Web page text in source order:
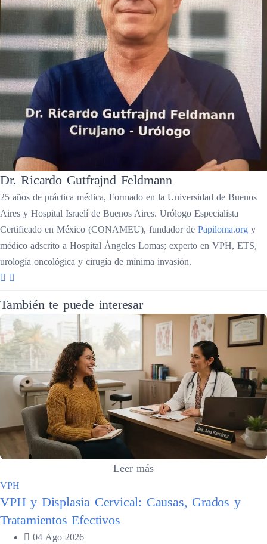
Dr. Ricardo Gutfrajnd Feldmann
25 años de práctica médica, Formado en la Universidad de Buenos
Aires y Hospital Israelí de Buenos Aires. Urólogo Especialista
Certificado en México (CONAMEU), fundador de Papiloma.org y
médico adscrito a Hospital Ángeles Lomas; experto en VPH, ETS,
urología oncológica y cirugía de mínima invasión.
También te puede interesar
Leer más
VPH
VPH y Displasia Cervical: Causas, Grados y
Tratamientos Efectivos
04 Ago 2026